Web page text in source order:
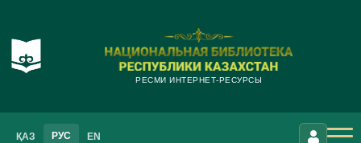
РЕСМИ ИНТЕРНЕТ-РЕСУРСЫ
ҚАЗ РУС EN